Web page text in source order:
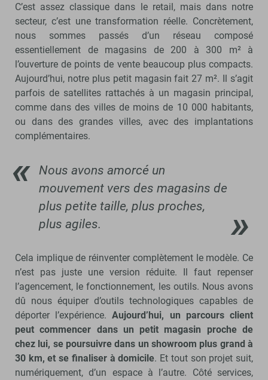
C’est assez classique dans le retail, mais dans notre
secteur, c’est une transformation réelle. Concrètement,
nous sommes passés d’un réseau composé
essentiellement de magasins de 200 à 300 m² à
l’ouverture de points de vente beaucoup plus compacts.
Aujourd’hui, notre plus petit magasin fait 27 m². Il s’agit
parfois de satellites rattachés à un magasin principal,
comme dans des villes de moins de 10 000 habitants,
ou dans des grandes villes, avec des implantations
complémentaires.
Nous avons amorcé un
mouvement vers des magasins de
plus petite taille, plus proches,
plus agiles.
Cela implique de réinventer complètement le modèle. Ce
n’est pas juste une version réduite. Il faut repenser
l’agencement, le fonctionnement, les outils. Nous avons
dû nous équiper d’outils technologiques capables de
déporter l’expérience.Aujourd’hui, un parcours client
peut commencer dans un petit magasin proche de
chez lui, se poursuivre dans un showroom plus grand à
30 km, et se finaliser à domicile. Et tout son projet suit,
numériquement, d’un espace à l’autre. Côté services,